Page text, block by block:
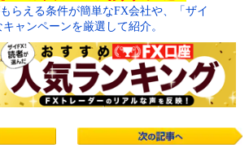
らえる条件が簡単なFX会社や、「ザイ
ャンペーンを厳選して紹介。